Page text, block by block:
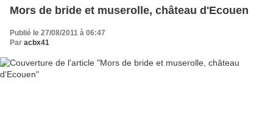
Mors de bride et muserolle, château d'Ecouen
Publié le 27/08/2011 à 06:47
Par acbx41